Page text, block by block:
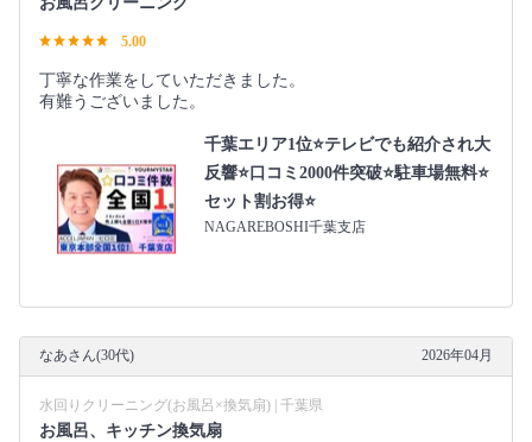
5.00
丁寧な作業をしていただきました。
有難うございました。
千葉エリア1位⭐テレビでも紹介され大
反響⭐️口コミ2000件突破⭐️駐車場無料⭐
セット割お得⭐
NAGAREBOSHI千葉支店
なあさん(30代) 2026年04月
水回りクリーニング(お風呂×換気扇) | 千葉県
お風呂、キッチン換気扇